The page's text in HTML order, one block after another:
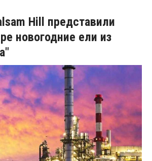
Hill представили
новогодние ели из